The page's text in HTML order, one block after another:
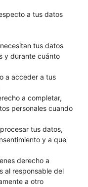
a tus datos
tus datos
y durante cuánto
a acceder a tus
a completar,
personales cuando
tus datos,
y a que
derecho a
al responsable del
a otro